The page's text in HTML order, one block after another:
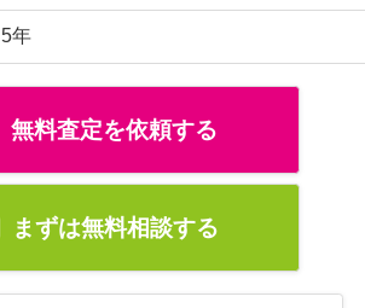
5年
無料査定を依頼する
まずは無料相談する